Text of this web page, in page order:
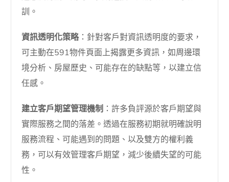
訓。
資訊透明化策略：針對客戶對資訊透明度的要求，
可主動在591物件頁面上揭露更多資訊，如周邊環
境分析、房屋歷史、可能存在的缺點等，以建立信
任感。
建立客戶期望管理機制 ：許多負評源於客戶期望與
實際服務之間的落差。透過在服務初期就明確說明
服務流程、可能遇到的問題、以及雙方的權利義
務，可以有效管理客戶期望，減少後續失望的可能
性。